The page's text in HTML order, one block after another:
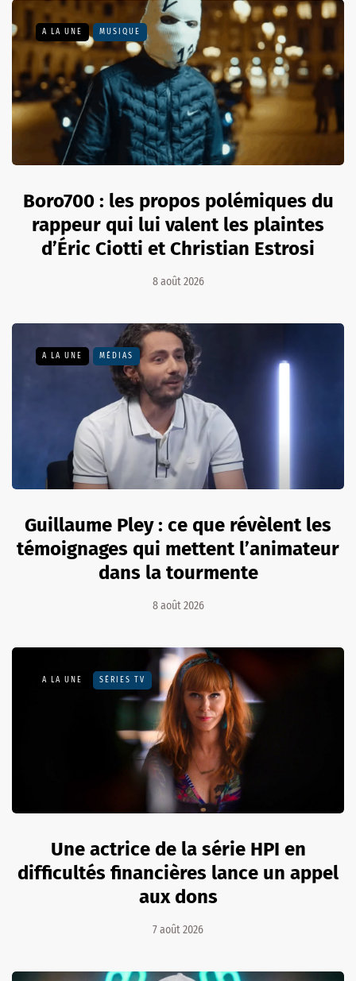
A LA UNE MUSIQUE
Boro700 : les propos polémiques du
rappeur qui lui valent les plaintes
d’Éric Ciotti et Christian Estrosi
8 août 2026
A LA UNE MÉDIAS
Guillaume Pley : ce que révèlent les
témoignages qui mettent l’animateur
dans la tourmente
8 août 2026
A LA UNE SÉRIES TV
Une actrice de la série HPI en
difficultés financières lance un appel
aux dons
7 août 2026